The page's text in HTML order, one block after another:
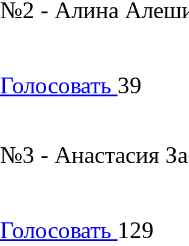
№2 - Алина
Голосовать 39
№3 - Анастасия
Голосовать 129